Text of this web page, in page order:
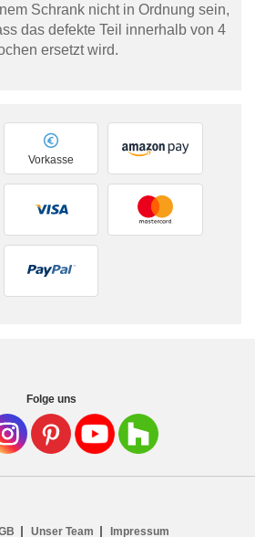
Schrank nicht in Ordnung sein,
das defekte Teil innerhalb von 4
ersetzt wird.
Vorkasse
Folge uns
Unser Team Impressum